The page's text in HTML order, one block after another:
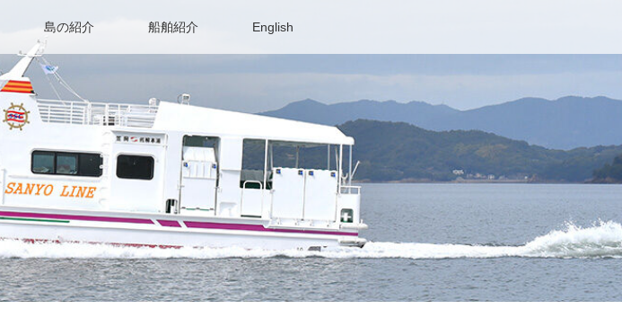
島の紹介 船舶紹介 English